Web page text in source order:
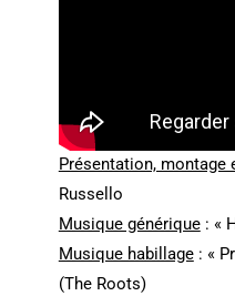
Présentation, montage
Russello
Musique générique: «
Musique habillage: «
(The Roots)